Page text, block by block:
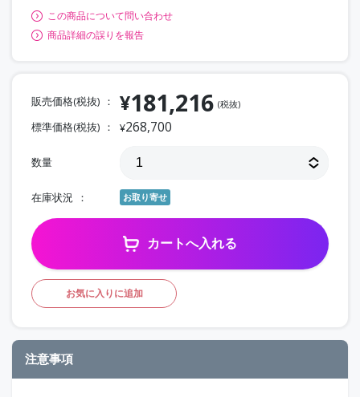
この商品について問い合わせ
商品詳細の誤りを報告
販売価格(税抜) ¥181,216 (税抜)
標準価格(税抜) ¥268,700
数量
在庫状況 お取り寄せ
カートへ入れる
お気に入りに追加
注意事項